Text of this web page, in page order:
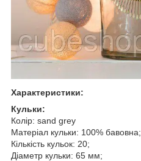
Характеристики:
Кульки:
Колір: sand grey
Матеріал кульки: 100% бавовна;
Кількість кульок: 20;
Діаметр кульки: 65 мм;